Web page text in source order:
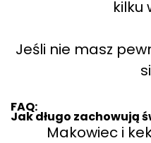
kilku
Jeśli nie masz
FAQ:
Jak długo zachowują
Makowiec i